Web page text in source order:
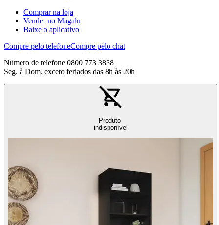
Comprar na loja
Vender no Magalu
Baixe o aplicativo
Compre pelo telefoneCompre pelo chat
Número de telefone 0800 773 3838
Seg. à Dom. exceto feriados das 8h às 20h
Produto
indisponível